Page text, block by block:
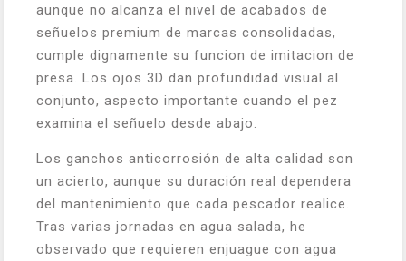
aunque no alcanza el nivel de acabados de
señuelos premium de marcas consolidadas,
cumple dignamente su funcion de imitacion de
presa. Los ojos 3D dan profundidad visual al
conjunto, aspecto importante cuando el pez
examina el señuelo desde abajo.
Los ganchos anticorrosión de alta calidad son
un acierto, aunque su duración real dependera
del mantenimiento que cada pescador realice.
Tras varias jornadas en agua salada, he
observado que requieren enjuague con agua